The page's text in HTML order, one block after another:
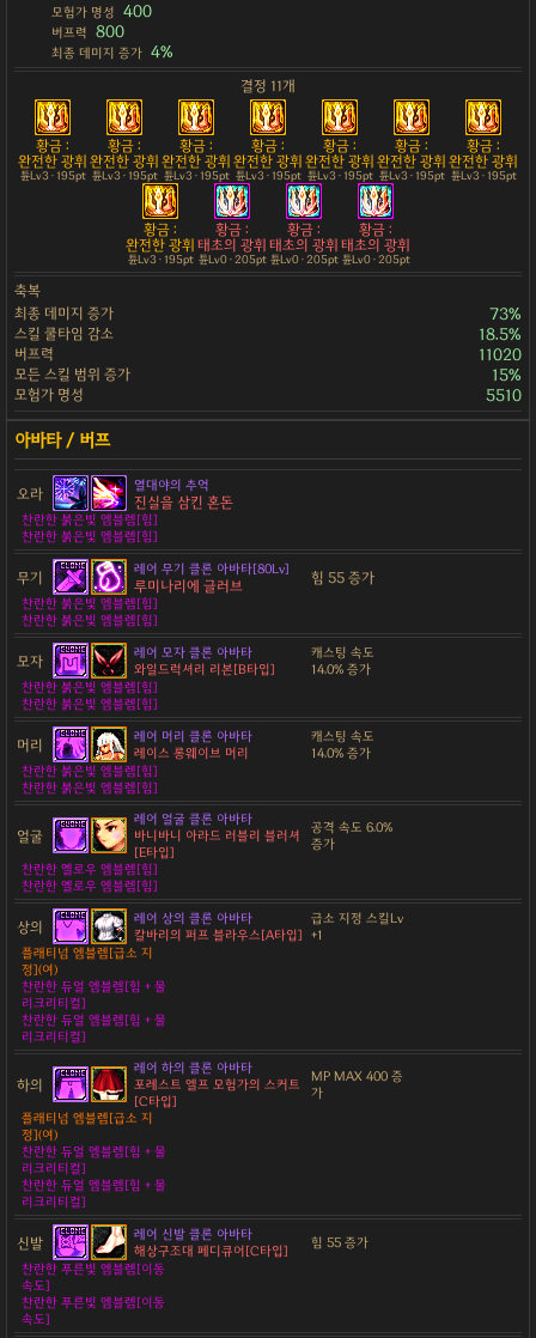
모험가 명성 400
버프력 800
최종 데미지 증가 4%
결정 11개
황금 :
완전한 광휘
튠Lv3 · 195pt
황금 :
완전한 광휘
튠Lv3 · 195pt
황금 :
완전한 광휘
튠Lv3 · 195pt
황금 :
완전한 광휘
튠Lv3 · 195pt
황금 :
완전한 광휘
튠Lv3 · 195pt
황금 :
완전한 광휘
튠Lv3 · 195pt
황금 :
완전한 광휘
튠Lv3 · 195pt
황금 :
완전한 광휘
튠Lv3 · 195pt
황금 :
태초의 광휘
튠Lv0 · 205pt
황금 :
태초의 광휘
튠Lv0 · 205pt
황금 :
태초의 광휘
튠Lv0 · 205pt
축복
최종 데미지 증가
73%
스킬 쿨타임 감소 18.5%
버프력 11020
모든 스킬 범위 증가 15%
모험가 명성 5510
오라 열대야의 추억
진실을 삼킨 혼돈
찬란한 붉은빛 엠블렘[힘]
찬란한 붉은빛 엠블렘[힘]
무기 레어 무기 클론 아바타[80Lv]
루미나리에 글러브 힘 55 증가
찬란한 붉은빛 엠블렘[힘]
찬란한 붉은빛 엠블렘[힘]
모자
레어 모자 클론 아바타
와일드럭셔리 리본[B타입]
캐스팅 속도
14.0% 증가
찬란한 붉은빛 엠블렘[힘]
찬란한 붉은빛 엠블렘[힘]
머리
레어 머리 클론 아바타
레이스 롱웨이브 머리
캐스팅 속도
14.0% 증가
찬란한 붉은빛 엠블렘[힘]
찬란한 붉은빛 엠블렘[힘]
얼굴
레어 얼굴 클론 아바타
바니바니 아라드 러블리 블러셔
[E타입]
공격 속도 6.0%
증가
찬란한 옐로우 엠블렘[힘]
찬란한 옐로우 엠블렘[힘]
상의
레어 상의 클론 아바타
칼바리의 퍼프 블라우스[A타입]
급소 지정 스킬Lv
+1
플래티넘 엠블렘[급소 지
정](여)
찬란한 듀얼 엠블렘[힘 + 물
리크리티컬]
찬란한 듀얼 엠블렘[힘 + 물
리크리티컬]
하의
레어 하의 클론 아바타
포레스트 엘프 모험가의 스커트
[C타입]
MP MAX 400 증
가
플래티넘 엠블렘[급소 지
정](여)
찬란한 듀얼 엠블렘[힘 + 물
리크리티컬]
찬란한 듀얼 엠블렘[힘 + 물
리크리티컬]
신발
레어 신발 클론 아바타
해상구조대 페디큐어[C타입]
힘 55 증가
찬란한 푸른빛 엠블렘[이동
속도]
찬란한 푸른빛 엠블렘[이동
속도]